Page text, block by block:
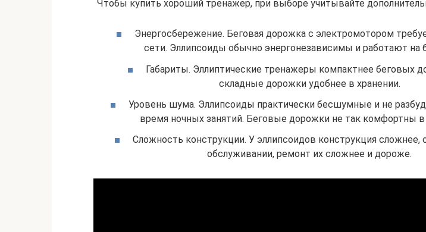
Чтобы купить хороший тренажер, при выборе учитывайте
Энергосбережение. Беговая дорожка с электромотором
сети. Эллипсоиды обычно энергонезависимы и работают на
Габариты. Эллиптические тренажеры компактнее беговых
складные дорожки удобнее в хранении.
Уровень шума. Эллипсоиды практически бесшумные и не
время ночных занятий. Беговые дорожки не так комфортны в
Сложность конструкции. У эллипсоидов конструкция сложнее,
обслуживании, ремонт их сложнее и дороже.